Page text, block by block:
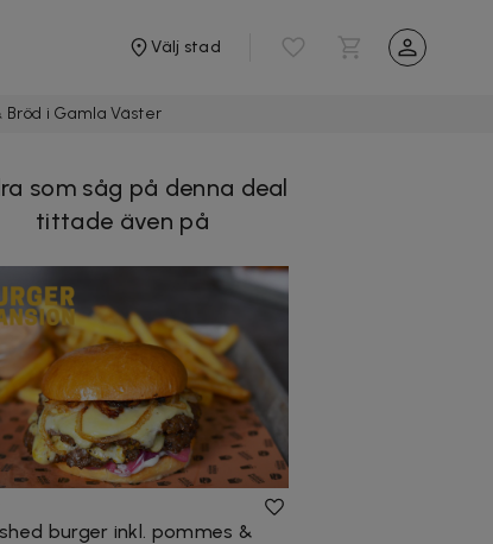
Välj stad
Bröd i Gamla Väster
som såg på denna deal
tittade även på
burger inkl. pommes &